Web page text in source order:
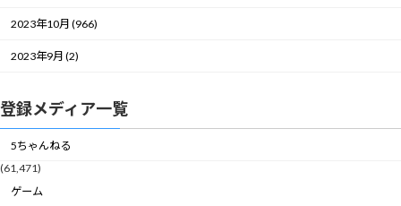
2023年10月 (966)
2023年9月 (2)
登録メディア一覧
5ちゃんねる
(61,471)
ゲーム